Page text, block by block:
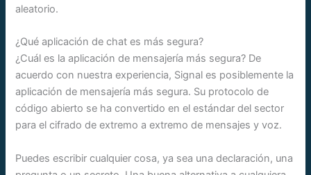
aleatorio.
¿Qué aplicación de chat es más segura?
¿Cuál es la aplicación de mensajería más segura? De
acuerdo con nuestra experiencia, Signal es posiblemente la
aplicación de mensajería más segura. Su protocolo de
código abierto se ha convertido en el estándar del sector
para el cifrado de extremo a extremo de mensajes y voz.
Puedes escribir cualquier cosa, ya sea una declaración, una